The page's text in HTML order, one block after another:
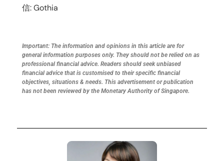
信: Gothia
Important: The information and opinions in this article are for
general information purposes only. They should not be relied on as
professional financial advice. Readers should seek unbiased
financial advice that is customised to their specific financial
objectives, situations & needs. This advertisement or publication
has not been reviewed by the Monetary Authority of Singapore.